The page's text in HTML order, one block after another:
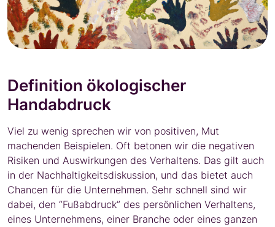
Definition ökologischer
Handabdruck
Viel zu wenig sprechen wir von positiven, Mut
machenden Beispielen. Oft betonen wir die negativen
Risiken und Auswirkungen des Verhaltens. Das gilt auch
in der Nachhaltigkeitsdiskussion, und das bietet auch
Chancen für die Unternehmen. Sehr schnell sind wir
dabei, den “Fußabdruck” des persönlichen Verhaltens,
eines Unternehmens, einer Branche oder eines ganzen